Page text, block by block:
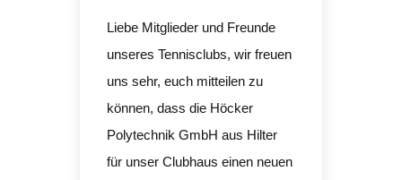
Liebe Mitglieder und Freunde
unseres Tennisclubs, wir freuen
uns sehr, euch mitteilen zu
können, dass die Höcker
Polytechnik GmbH aus Hilter
für unser Clubhaus einen neuen